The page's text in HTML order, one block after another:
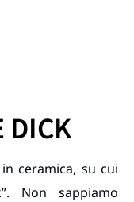
DICK
ceramica, su cui
Non sappiamo